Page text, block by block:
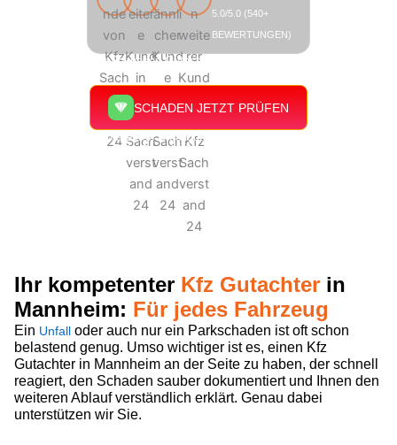
5.0/5.0 (540+
BEWERTUNGEN)
In nur 60 Sekunden Gutachten überprüfen, kostenlos.
SCHADEN JETZT PRÜFEN
Unsere gerichtsfesten Unfallgutachten von unabhängigen und
zertifizierten Kfz Gutachtern sind für Sie völlig kostenlos.
Ihr kompetenter Kfz Gutachter in
Mannheim: Für jedes Fahrzeug
Ein Unfall oder auch nur ein Parkschaden ist oft schon
belastend genug. Umso wichtiger ist es, einen Kfz
Gutachter in Mannheim an der Seite zu haben, der schnell
reagiert, den Schaden sauber dokumentiert und Ihnen den
weiteren Ablauf verständlich erklärt. Genau dabei
unterstützen wir Sie.